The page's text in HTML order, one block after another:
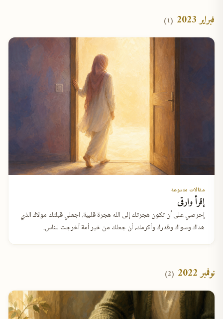
فبراير 2023 (1)
مقالات متنوعة
إقرأ وارقى
إحرصي على أن تكون هجرتك إلى الله هجرة قلبية. اجعلي قبلتك مولاك الذي
هداك وسواك وقدرك وأكرمك، أن جعلك من خير أمة أخرجت للناس.
نوفمبر 2022 (2)